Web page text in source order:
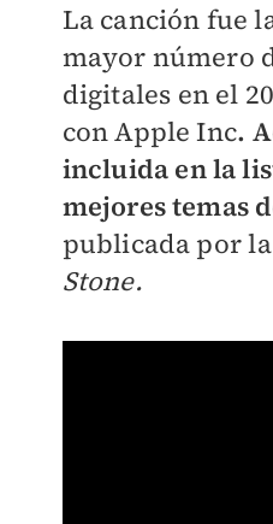
La canción fue
mayor número
digitales en el
con Apple Inc.
incluida en la
mejores temas
publicada por
Stone.